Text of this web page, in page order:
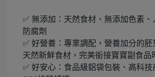
✅ 無添加：天然食材、無添加色素、
防腐劑
✅ 好營養：專業調配，營養加分的
天然新鮮食材，完美銜接寶寶副食品
✅ 好安心：食品級鋁袋包裝、高科技